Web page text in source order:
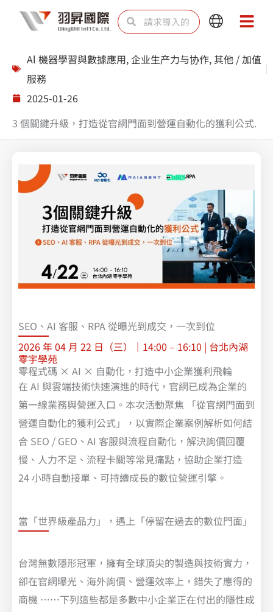
SearchSearch
Main
Main
Al 機器學習與數據應用,企业生产力与协作, 其他 / 加值
服務
2025-01-26
3 個關鍵升級，打造從官網門面到營運自動化的獲利公式.
SEO、AI 客服、RPA 從曝光到成交，一次到位
2026 年 04 月 22 日（三）｜14:00 – 16:10 | 台北內湖
零宇學苑
零程式碼 × AI × 自動化，打造中小企業獲利飛輪
在 AI 與雲端技術快速演進的時代，官網已成為企業的
第一線業務與營運入口。本次活動聚焦 「從官網門面到
營運自動化的獲利公式」，以實際企業案例解析如何結
合 SEO / GEO、AI 客服與流程自動化，解決詢價回覆
慢、人力不足、流程卡關等常見痛點，協助企業打造
24 小時自動接單、可持續成長的數位營運引擎。
當「世界級產品力」，遇上「停留在過去的數位門面」
台灣無數隱形冠軍，擁有全球頂尖的製造與技術實力，
卻在官網曝光、海外詢價、營運效率上，錯失了應得的
商機 ……下列這些都是多數中小企業正在付出的隱性成